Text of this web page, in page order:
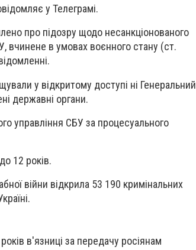
у Телеграмі.
про підозру щодо несанкціонованого
вчинене в умовах воєнного стану (ст.
у відкритому доступі ні Генеральний
державні органи.
управління СБУ за процесуального
12 років.
війни відкрила 53 190 кримінальних
в'язниці за передачу росіянам